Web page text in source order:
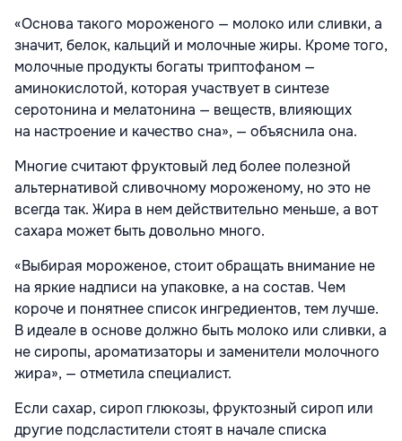
«Основа такого мороженого — молоко или сливки, а
значит, белок, кальций и молочные жиры. Кроме того,
молочные продукты богаты триптофаном —
аминокислотой, которая участвует в синтезе
серотонина и мелатонина — веществ, влияющих
на настроение и качество сна», — объяснила она.
Многие считают фруктовый лед более полезной
альтернативой сливочному мороженому, но это не
всегда так. Жира в нем действительно меньше, а вот
сахара может быть довольно много.
«Выбирая мороженое, стоит обращать внимание не
на яркие надписи на упаковке, а на состав. Чем
короче и понятнее список ингредиентов, тем лучше.
В идеале в основе должно быть молоко или сливки, а
не сиропы, ароматизаторы и заменители молочного
жира», — отметила специалист.
Если сахар, сироп глюкозы, фруктозный сироп или
другие подсластители стоят в начале списка